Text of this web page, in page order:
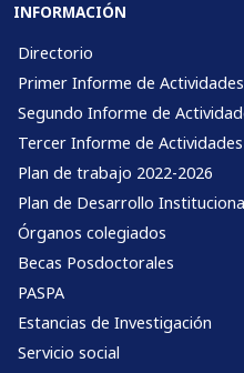
INFORMACIÓN
Directorio
Primer Informe de
Segundo Informe de
Tercer Informe de
Plan de trabajo 2022-2026
Plan de Desarrollo
Órganos colegiados
Becas Posdoctorales
PASPA
Estancias de Investigación
Servicio social